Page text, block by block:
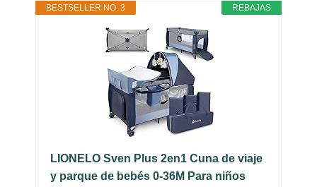
REBAJAS
BESTSELLER NO. 3
LIONELO Sven Plus 2en1 Cuna de viaje
y parque de bebés 0-36M Para niños